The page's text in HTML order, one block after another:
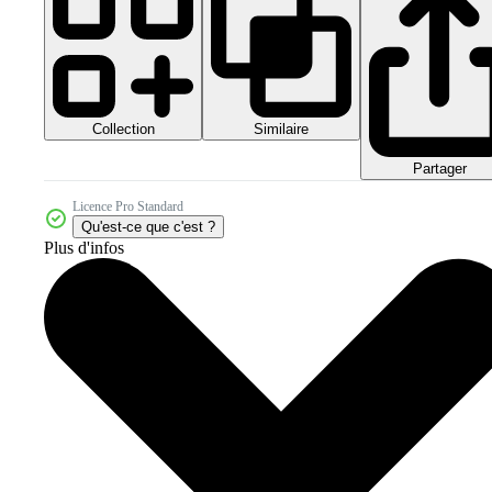
Collection Similaire
Partager
Licence Pro Standard
Qu'est-ce que c'est ?
Plus d'infos